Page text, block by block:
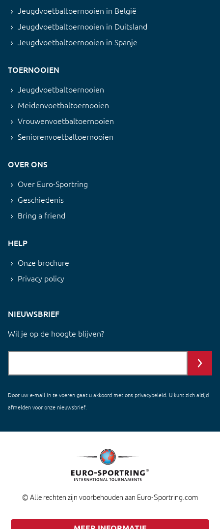
Jeugdvoetbaltoernooien in België
Jeugdvoetbaltoernooien in Duitsland
Jeugdvoetbaltoernooien in Spanje
TOERNOOIEN
Jeugdvoetbaltoernooien
Meidenvoetbaltoernooien
Vrouwenvoetbaltoernooien
Seniorenvoetbaltoernooien
OVER ONS
Over Euro-Sportring
Geschiedenis
Bring a friend
HELP
Onze brochure
Privacy policy
NIEUWSBRIEF
Wil je op de hoogte blijven?
Door uw e-mail in te voeren gaat u akkoord met ons privacybeleid . U kunt zich altijd
afmelden voor onze nieuwsbrief.
© Alle rechten zijn voorbehouden aan Euro-Sportring.com